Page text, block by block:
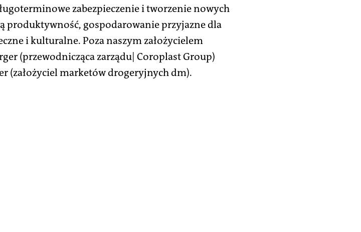
zabezpieczenie i tworzenie nowych
produktywność, gospodarowanie przyjazne dla
i kulturalne. Poza naszym założycielem
(przewodnicząca zarządu| Coroplast Group)
(założyciel marketów drogeryjnych dm).